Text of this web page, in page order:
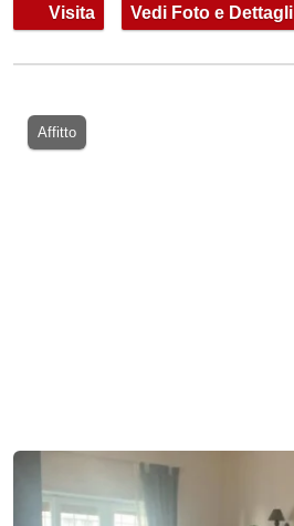
Visita Vedi Foto e Dettagli
Affitto